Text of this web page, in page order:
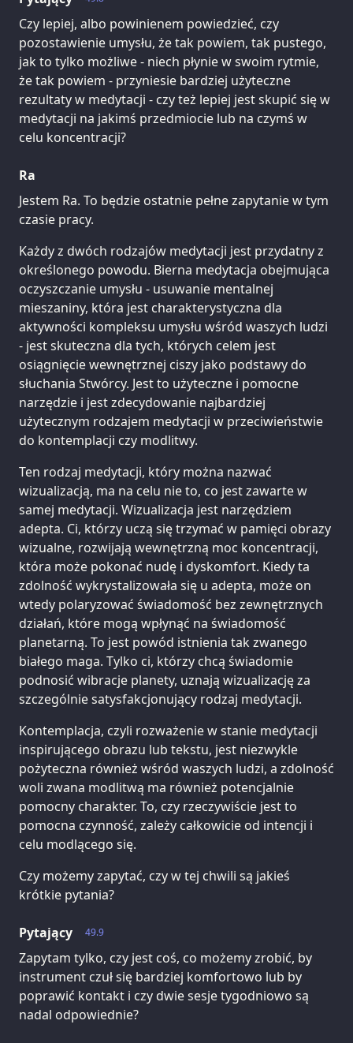
Czy lepiej, albo powinienem powiedzieć, czy
pozostawienie umysłu, że tak powiem, tak pustego,
jak to tylko możliwe - niech płynie w swoim rytmie,
że tak powiem - przyniesie bardziej użyteczne
rezultaty w medytacji - czy też lepiej jest skupić się w
medytacji na jakimś przedmiocie lub na czymś w
celu koncentracji?
Ra
Jestem Ra. To będzie ostatnie pełne zapytanie w tym
czasie pracy.
Każdy z dwóch rodzajów medytacji jest przydatny z
określonego powodu. Bierna medytacja obejmująca
oczyszczanie umysłu - usuwanie mentalnej
mieszaniny, która jest charakterystyczna dla
aktywności kompleksu umysłu wśród waszych ludzi
- jest skuteczna dla tych, których celem jest
osiągnięcie wewnętrznej ciszy jako podstawy do
słuchania Stwórcy. Jest to użyteczne i pomocne
narzędzie i jest zdecydowanie najbardziej
użytecznym rodzajem medytacji w przeciwieństwie
do kontemplacji czy modlitwy.
Ten rodzaj medytacji, który można nazwać
wizualizacją, ma na celu nie to, co jest zawarte w
samej medytacji. Wizualizacja jest narzędziem
adepta. Ci, którzy uczą się trzymać w pamięci obrazy
wizualne, rozwijają wewnętrzną moc koncentracji,
która może pokonać nudę i dyskomfort. Kiedy ta
zdolność wykrystalizowała się u adepta, może on
wtedy polaryzować świadomość bez zewnętrznych
działań, które mogą wpłynąć na świadomość
planetarną. To jest powód istnienia tak zwanego
białego maga. Tylko ci, którzy chcą świadomie
podnosić wibracje planety, uznają wizualizację za
szczególnie satysfakcjonujący rodzaj medytacji.
Kontemplacja, czyli rozważenie w stanie medytacji
inspirującego obrazu lub tekstu, jest niezwykle
pożyteczna również wśród waszych ludzi, a zdolność
woli zwana modlitwą ma również potencjalnie
pomocny charakter. To, czy rzeczywiście jest to
pomocna czynność, zależy całkowicie od intencji i
celu modlącego się.
Czy możemy zapytać, czy w tej chwili są jakieś
krótkie pytania?
49.9
Pytający
Zapytam tylko, czy jest coś, co możemy zrobić, by
instrument czuł się bardziej komfortowo lub by
poprawić kontakt i czy dwie sesje tygodniowo są
nadal odpowiednie?